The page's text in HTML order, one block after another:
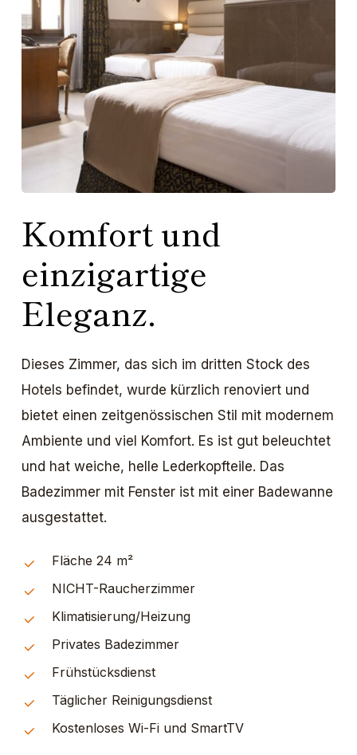
Komfort und
einzigartige
Eleganz.
Dieses Zimmer, das sich im dritten Stock des
Hotels befindet, wurde kürzlich renoviert und
bietet einen zeitgenössischen Stil mit modernem
Ambiente und viel Komfort. Es ist gut beleuchtet
und hat weiche, helle Lederkopfteile. Das
Badezimmer mit Fenster ist mit einer Badewanne
ausgestattet.
Fläche 24 m²
NICHT-Raucherzimmer
Klimatisierung/Heizung
Privates Badezimmer
Frühstücksdienst
Täglicher Reinigungsdienst
Kostenloses Wi-Fi und SmartTV